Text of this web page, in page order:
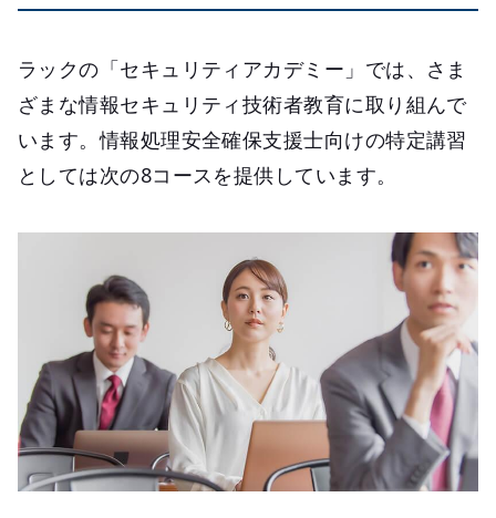
ラックの「セキュリティアカデミー」では、さま
ざまな情報セキュリティ技術者教育に取り組んで
います。情報処理安全確保支援士向けの特定講習
としては次の8コースを提供しています。